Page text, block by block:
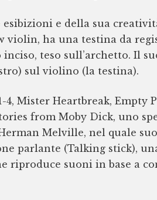
e della sua
violin, ha una testina da
teso sull’archetto. Il
sul violino (la testina).
Mister Heartbreak, Empty
from Moby Dick, uno
Melville, nel quale
parlante (Talking stick),
suoni in base a